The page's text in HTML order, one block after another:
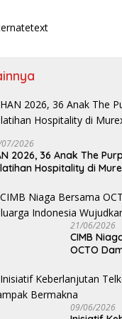
2026
2026, 36 Anak The
Hospitality di
21/06/2026
CIMB
OCTO
09/06/2026